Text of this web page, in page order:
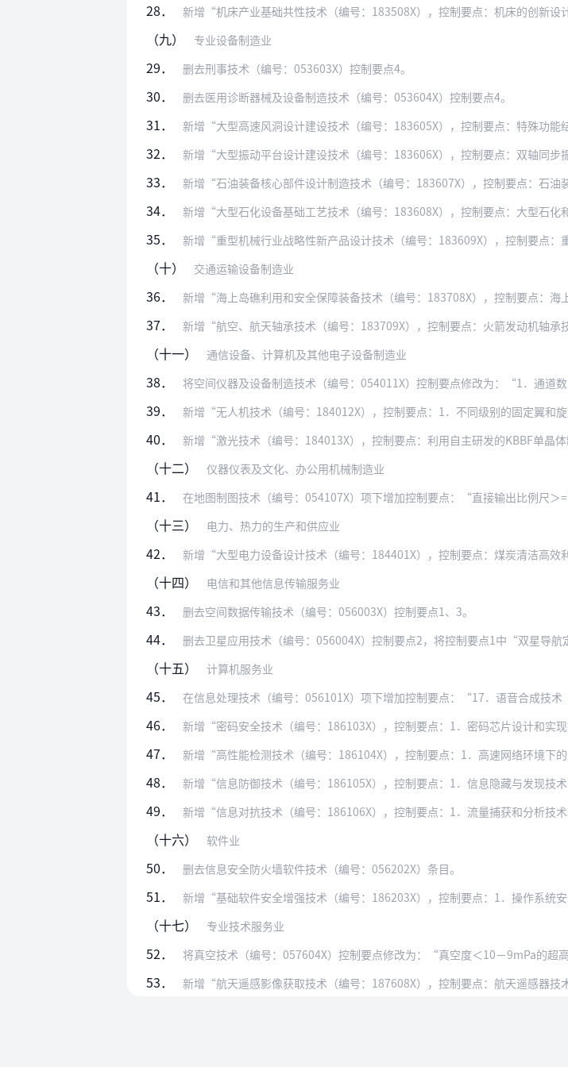
28． 新增“机床产业基础共性技术（编号：183508X），控制要点：机床的创新设计
（九） 专业设备制造业
29． 删去刑事技术（编号：053603X）控制要点4。
30． 删去医用诊断器械及设备制造技术（编号：053604X）控制要点4。
31． 新增“大型高速风洞设计建设技术（编号：183605X），控制要点：特殊功能结构设计
32． 新增“大型振动平台设计建设技术（编号：183606X），控制要点：双轴同步
33． 新增“石油装备核心部件设计制造技术（编号：183607X），控制要点：石油装备中高端井
34． 新增“大型石化设备基础工艺技术（编号：183608X），控制要点：大型石化和煤化工装置
35． 新增“重型机械行业战略性新产品设计技术（编号：183609X），控制要点：重型机械行
（十） 交通运输设备制造业
36． 新增“海上岛礁利用和安全保障装备技术（编号：183708X），控制要点：海上执法指挥
37． 新增“航空、航天轴承技术（编号：183709X），控制要点：火箭发动机轴承
（十一） 通信设备、计算机及其他电子设备制造业
38． 将空间仪器及设备制造技术（编号：054011X）控制要点修改为：“1．通道数＞500的
39． 新增“无人机技术（编号：184012X），控制要点：1．不同级别的固定翼和旋翼类无人机
40． 新增“激光技术（编号：184013X），控制要点：利用自主研发的KBBF单晶
（十二） 仪器仪表及文化、办公用机械制造业
41． 在地图制图技术（编号：054107X）项下增加控制要点：“直接输出比例尺＞
（十三） 电力、热力的生产和供应业
42． 新增“大型电力设备设计技术（编号：184401X），控制要点：煤炭清洁高效利用和灵活运
（十四） 电信和其他信息传输服务业
43． 删去空间数据传输技术（编号：056003X）控制要点1、3。
44． 删去卫星应用技术（编号：056004X）控制要点2，将控制要点1中“双星导
（十五） 计算机服务业
45． 在信息处理技术（编号：056101X）项下增加控制要点：“17．语音合成技术（包括语料库
46． 新增“密码安全技术（编号：186103X），控制要点：1．密码芯片设计和实现技术（高
47． 新增“高性能检测技术（编号：186104X），控制要点：1．高速网络环境下的深度包检
48． 新增“信息防御技术（编号：186105X），控制要点：1．信息隐藏与发现技术
49． 新增“信息对抗技术（编号：186106X），控制要点：1．流量捕获和分析技术2．漏洞
（十六） 软件业
50． 删去信息安全防火墙软件技术（编号：056202X）条目。
51． 新增“基础软件安全增强技术（编号：186203X），控制要点：1．操作系统安全增
（十七） 专业技术服务业
52． 将真空技术（编号：057604X）控制要点修改为：“真空度＜10－9mPa的超
53． 新增“航天遥感影像获取技术（编号：187608X），控制要点：航天遥感器